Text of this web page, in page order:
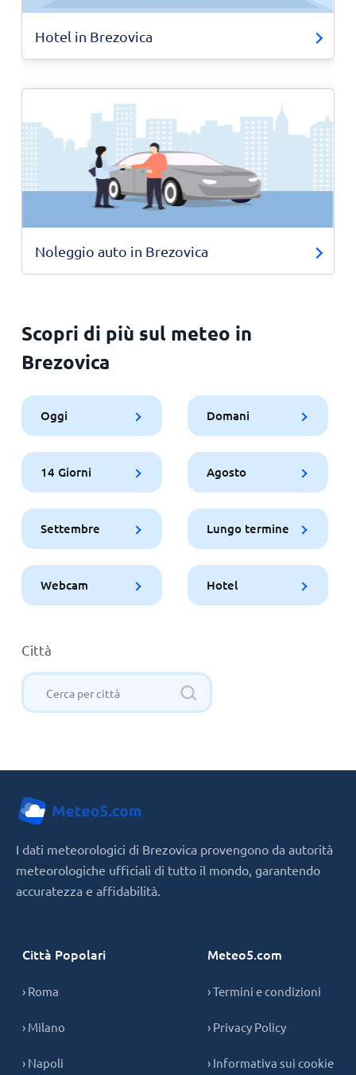
Hotel in Brezovica
Noleggio auto in Brezovica
Scopri di più sul meteo in
Brezovica
Oggi Domani
14 Giorni Agosto
Settembre Lungo termine
Webcam Hotel
Città
I dati meteorologici di Brezovica provengono da autorità
meteorologiche ufficiali di tutto il mondo, garantendo
accuratezza e affidabilità.
Città Popolari
› Roma
› Milano
› Napoli
Meteo5.com
› Termini e condizioni
› Privacy Policy
› Informativa sui cookie